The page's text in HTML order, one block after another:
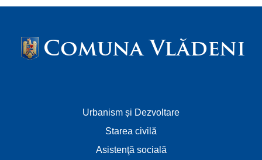
Comuna Vlădeni
Urbanism și Dezvoltare
Starea civilă
Asistenţă socială